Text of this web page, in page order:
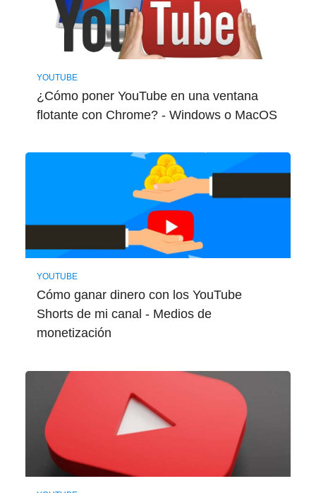
YOUTUBE
¿Cómo poner YouTube en una ventana
flotante con Chrome? - Windows o MacOS
YOUTUBE
Cómo ganar dinero con los YouTube
Shorts de mi canal - Medios de
monetización